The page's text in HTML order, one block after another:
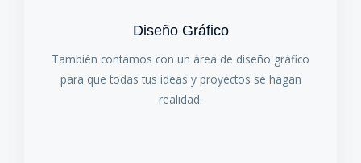
Diseño Gráfico
También contamos con un área de diseño gráfico
para que todas tus ideas y proyectos se hagan
realidad.